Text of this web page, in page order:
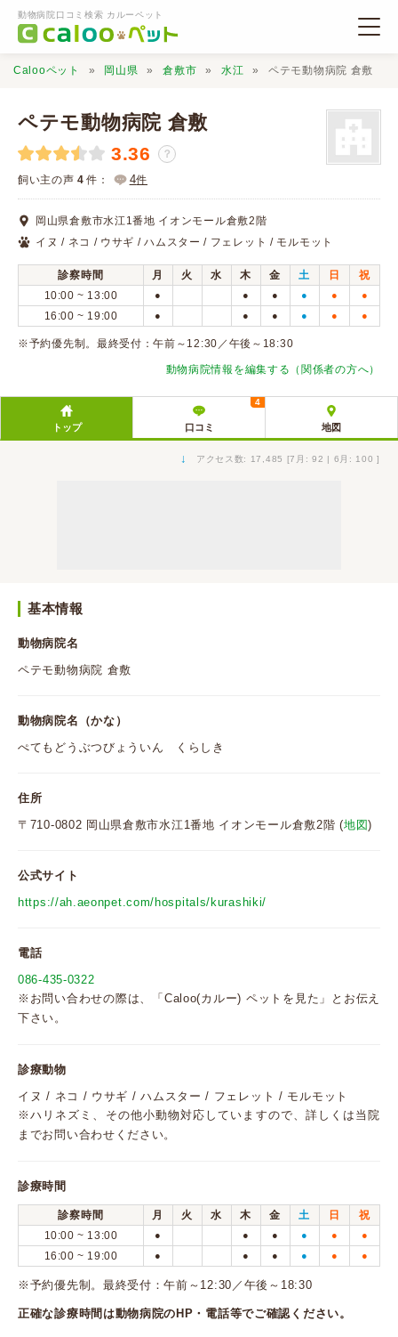
動物病院口コミ検索 カルーペット
動物病院検索
口コミ検索
Calooペットとは？
口コミ投稿
Calooペット 岡山県 倉敷市 水江 ペテモ動物病院 倉敷
ペテモ動物病院 倉敷
3.36 ？
飼い主の声 4 件： 4件
岡山県倉敷市水江1番地 イオンモール倉敷2階
イヌ / ネコ / ウサギ / ハムスター / フェレット / モルモット
診察時間 月 火 水 木 金 土 日
祝
10:00 ~ 13:00
● ● ● ● ● ●
16:00 ~ 19:00 ● ● ● ● ● ●
※予約優先制。最終受付：午前～12:30／午後～18:30
動物病院情報を編集する（関係者の方へ）
トップ 口コミ
4
地図
↓ アクセス数: 17,485 [7月: 92 | 6月: 100 ]
基本情報
動物病院名
ペテモ動物病院 倉敷
動物病院名（かな）
ぺてもどうぶつびょういん くらしき
住所
〒710-0802 岡山県倉敷市水江1番地 イオンモール倉敷2階 (地図)
公式サイト
https://ah.aeonpet.com/hospitals/kurashiki/
電話
086-435-0322
※お問い合わせの際は、「Caloo(カルー) ペットを見た」とお伝え
下さい。
診療動物
イヌ / ネコ / ウサギ / ハムスター / フェレット / モルモット
※ハリネズミ、その他小動物対応していますので、詳しくは当院
までお問い合わせください。
診療時間
診察時間 月 火 水 木 金 土 日
祝
10:00 ~ 13:00
● ● ● ● ● ●
16:00 ~ 19:00 ● ● ● ● ● ●
※予約優先制。最終受付：午前～12:30／午後～18:30
正確な診療時間は動物病院のHP・電話等でご確認ください。